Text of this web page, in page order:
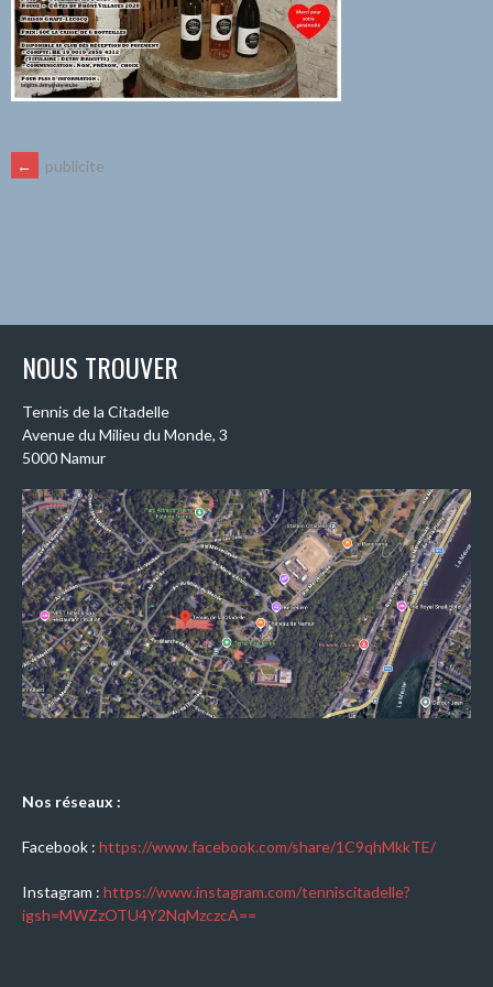
NAVIGATION
← publicite
NOUS TROUVER
Tennis de la Citadelle
Avenue du Milieu du Monde, 3
5000 Namur
Nos réseaux :
Facebook : https://www.facebook.com/share/1C9qhMkkTE/
Instagram : https://www.instagram.com/tenniscitadelle?
igsh=MWZzOTU4Y2NqMzczcA==